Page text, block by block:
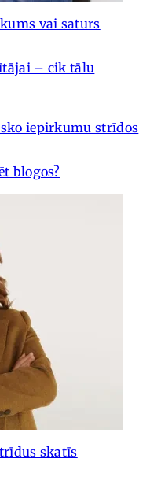
vai saturs
– cik tālu
iepirkumu strīdos
blogos?
skatīs